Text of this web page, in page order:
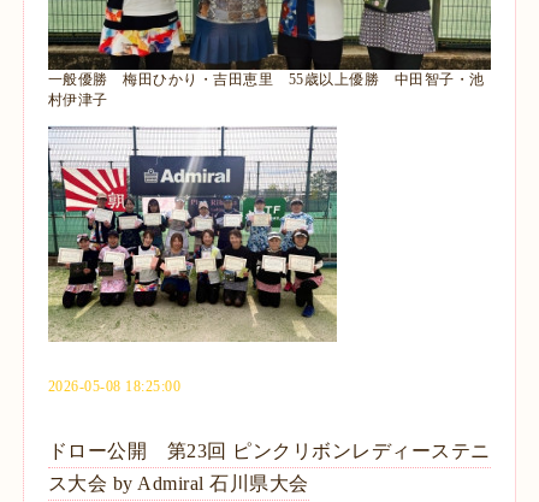
一般優勝 梅田ひかり・吉田恵里 55歳以上優勝 中田智子・池
村伊津子
2026-05-08 18:25:00
ドロー公開 第23回 ピンクリボンレディーステニ
ス大会 by Admiral 石川県大会